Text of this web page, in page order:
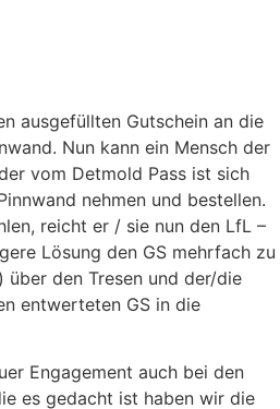
ausgefüllten Gutschein an die
Nun kann ein Mensch der
vom Detmold Pass ist sich
nehmen und bestellen.
reicht er / sie nun den LfL –
Lösung den GS mehrfach zu
über den Tresen und der/die
entwerteten GS in die
Engagement auch bei den
es gedacht ist haben wir die